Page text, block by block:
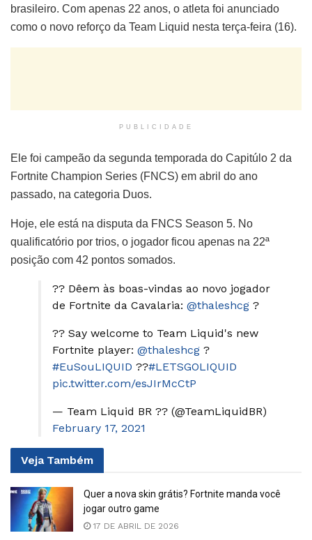
brasileiro. Com apenas 22 anos, o atleta foi anunciado
como o novo reforço da Team Liquid nesta terça-feira (16).
PUBLICIDADE
Ele foi campeão da segunda temporada do Capitúlo 2 da
Fortnite Champion Series (FNCS) em abril do ano
passado, na categoria Duos.
Hoje, ele está na disputa da FNCS Season 5. No
qualificatório por trios, o jogador ficou apenas na 22ª
posição com 42 pontos somados.
?? Dêem às boas-vindas ao novo jogador
de Fortnite da Cavalaria: @thaleshcg ?
?? Say welcome to Team Liquid's new
Fortnite player: @thaleshcg ?
#EuSouLIQUID ??#LETSGOLIQUID
pic.twitter.com/esJIrMcCtP
— Team Liquid BR ?? (@TeamLiquidBR)
February 17, 2021
Veja Também
Quer a nova skin grátis? Fortnite manda você
jogar outro game
17 DE ABRIL DE 2026